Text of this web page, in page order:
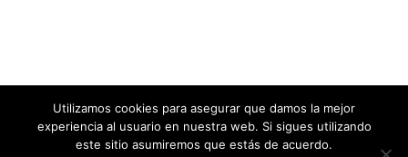
Utilizamos cookies para asegurar que damos la mejor
experiencia al usuario en nuestra web. Si sigues utilizando
este sitio asumiremos que estás de acuerdo.